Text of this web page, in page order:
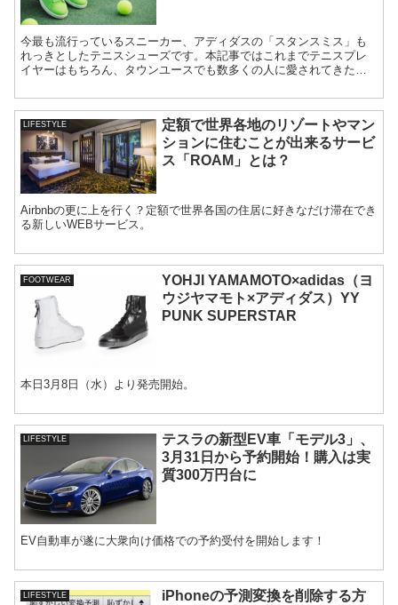
今最も流行っているスニーカー、アディダスの「スタンスミス」も
れっきとしたテニスシューズです。本記事ではこれまでテニスプレ
イヤーはもちろん、タウンユースでも数多くの人に愛されてきた代
LIFESTYLE
定額で世界各地のリゾートやマン
ションに住むことが出来るサービ
ス「ROAM」とは？
Airbnbの更に上を行く？定額で世界各国の住居に好きなだけ滞在でき
る新しいWEBサービス。
FOOTWEAR
YOHJI YAMAMOTO×adidas（ヨ
ウジヤマモト×アディダス）YY
PUNK SUPERSTAR
本日3月8日（水）より発売開始。
LIFESTYLE
テスラの新型EV車「モデル3」、
3月31日から予約開始！購入は実
質300万円台に
EV自動車が遂に大衆向け価格での予約受付を開始します！
LIFESTYLE
iPhoneの予測変換を削除する方